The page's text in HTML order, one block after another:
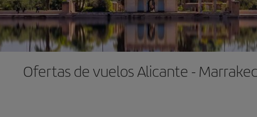
Ofertas de vuelos Alicante -